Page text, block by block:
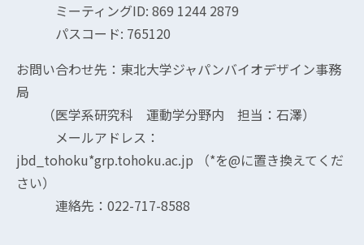
ミーティングID: 869 1244 2879
パスコード: 765120
お問い合わせ先：東北大学ジャパンバイオデザイン事務
局
（医学系研究科 運動学分野内 担当：石澤）
メールアドレス：
jbd_tohoku*grp.tohoku.ac.jp （*を@に置き換えてくだ
さい）
連絡先：022-717-8588